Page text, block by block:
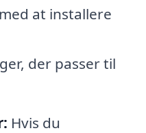
at installere
der passer til
Hvis du